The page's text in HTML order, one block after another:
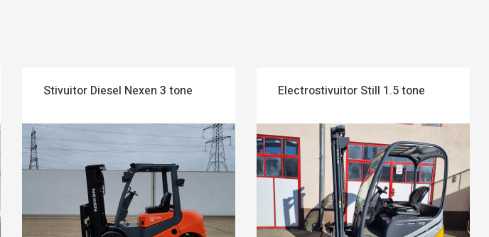
Stivuitor Diesel Nexen 3 tone Electrostivuitor Still 1.5 tone